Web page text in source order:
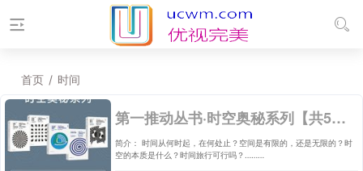
首页 / 时间
第一推动丛书·时空奥秘系列【共5册】【epub格式】【32.9MB】【编号：218715】
简介： 时间从何时起，在何处止？空间是有限的，还是无限的？时
空的本质是什么？时间旅行可行吗？………